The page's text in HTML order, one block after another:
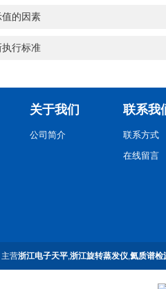
的因素
行标准
关于我们
公司简介
联系我
联系方式
在线留言
营浙江电子天平,浙江旋转蒸发仪,氦质谱检